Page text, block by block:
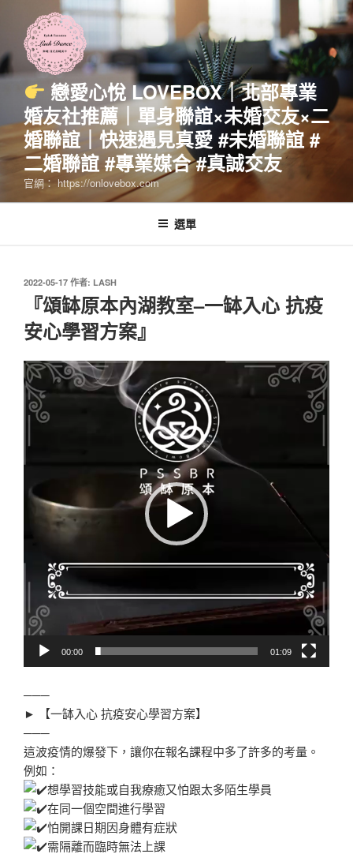
要
戀愛心悅 LOVEBOX｜北部專業
婚友社推薦｜單身聯誼×未婚交友×二
婚聯誼｜快速遇見真愛 #未婚聯誼 #
二婚聯誼 #專業媒合 #真誠交友
官網： https://onlovebox.com
選單
發
2022-05-17 作者: LASH
『頌缽原本內湖教室–一缽入心 抗疫
安心學習方案』
視
訊
播
器
00:00 01:09
───
► 【一缽入心 抗疫安心學習方案】
───
這波疫情的爆發下，讓你在報名課程中多了許多的考量。
例如：
想學習技能或自我療癒又怕跟太多陌生學員
在同一個空間進行學習
怕開課日期因身體有症狀
需隔離而臨時無法上課